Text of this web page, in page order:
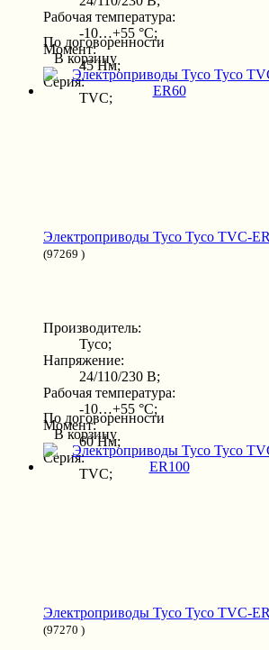
Рабочая температура:
-10…+55 °С;
Момент:
45 Нм;
Серия:
TVC;
По договоренности
В корзину
Электроприводы Tyco Tyco TVC-
(97269 )
Производитель:
Tyco;
Напряжение:
24/110/230 В;
Рабочая температура:
-10…+55 °С;
Момент:
60 Нм;
Серия:
TVC;
По договоренности
В корзину
Электроприводы Tyco Tyco TVC-
(97270 )